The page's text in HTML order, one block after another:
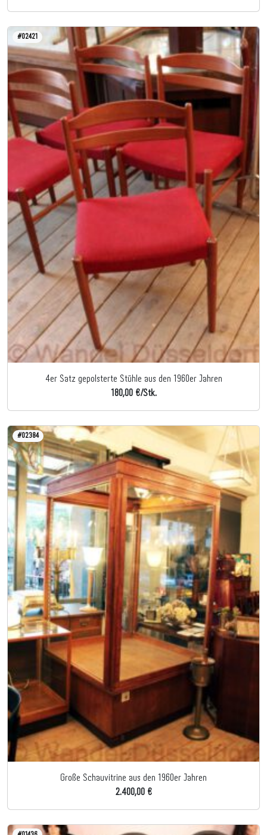
#02421
4er Satz gepolsterte Stühle aus den 1960er Jahren
180,00 €/Stk.
#02384
Große Schauvitrine aus den 1960er Jahren
2.400,00 €